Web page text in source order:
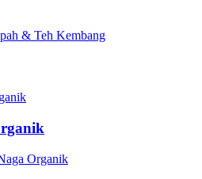
& Teh Kembang